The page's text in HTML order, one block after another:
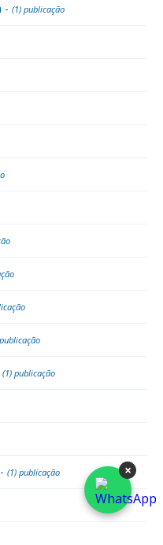
- (1) publicação
(1) publicação
(1) publicação ×